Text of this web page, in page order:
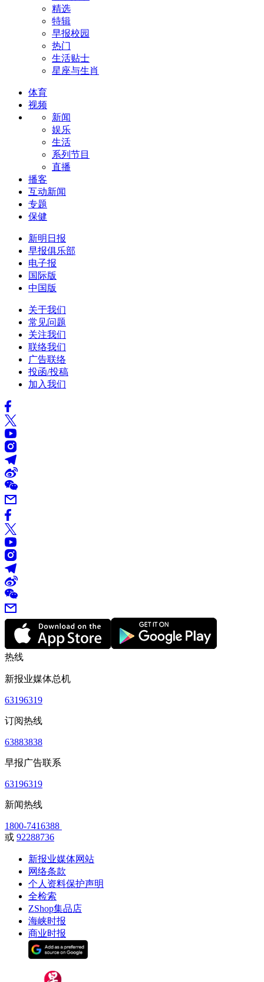
精选
特辑
早报校园
热门
生活贴士
星座与生肖
体育
视频
新闻
娱乐
生活
系列节目
直播
播客
互动新闻
专题
保健
新明日报
早报俱乐部
电子报
国际版
中国版
关于我们
常见问题
关注我们
联络我们
广告联络
投函/投稿
加入我们
热线
新报业媒体总机
63196319
订阅热线
63883838
早报广告联系
63196319
新闻热线
1800-7416388
或 92288736
新报业媒体网站
网络条款
个人资料保护声明
全检索
ZShop集品店
海峡时报
商业时报